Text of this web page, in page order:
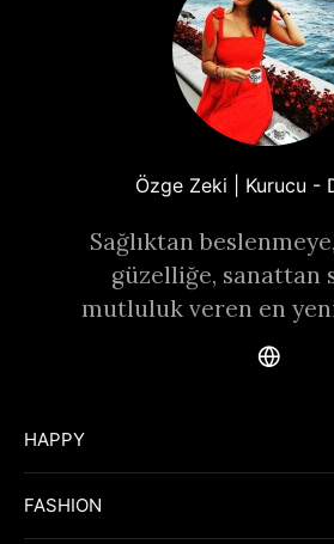
Özge Zeki | Kurucu -
Sağlıktan
güzelliğe, sanattan
mutluluk veren en
HAPPY
FASHION